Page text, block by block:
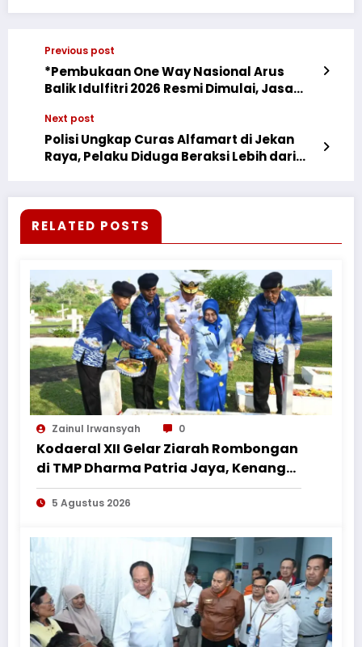
Previous post
*Pembukaan One Way Nasional Arus
Balik Idulfitri 2026 Resmi Dimulai, Jasa
Keselamatan Pada Arus Balik*
Next post
Polisi Ungkap Curas Alfamart di Jekan
Raya, Pelaku Diduga Beraksi Lebih dari
RELATED POSTS
Zainul Irwansyah 0
Kodaeral XII Gelar Ziarah Rombongan
di TMP Dharma Patria Jaya, Kenang
Jasa Pahlawan dalam Peringatan
HUT ke-1
5 Agustus 2026